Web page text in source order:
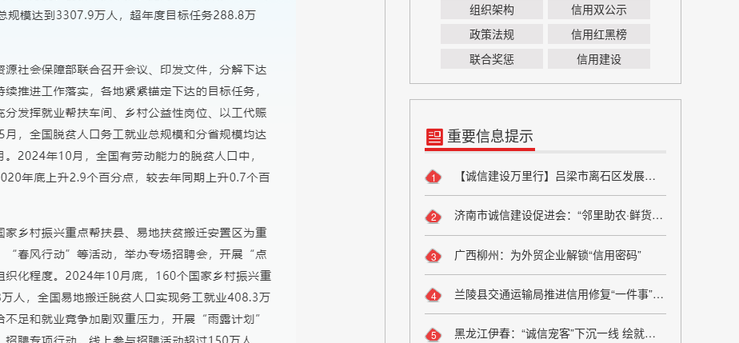
组织架构
信用双公示
政策法规
信用红黑榜
联合奖惩
信用建设
重要信息提示
【诚信建设万里行】吕梁市离石区发展和改革局严守粮食安全底线 弘扬粮食行业诚信风尚
1
济南市诚信建设促进会：“邻里助农·鲜货进社区”座谈会成功举办 搭建“田间到餐桌”直供桥梁
2
广西柳州：为外贸企业解锁“信用密码”
3
兰陵县交通运输局推进信用修复“一件事”改革
4
黑龙江伊春：“诚信宠客”下沉一线 绘就旅游服务新图景
5